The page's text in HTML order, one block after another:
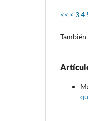
<< < 34
También